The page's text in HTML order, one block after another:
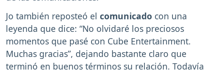
Jo también reposteó el comunicado con una
leyenda que dice: “No olvidaré los preciosos
momentos que pasé con Cube Entertainment.
Muchas gracias”, dejando bastante claro que
terminó en buenos términos su relación. Todavía